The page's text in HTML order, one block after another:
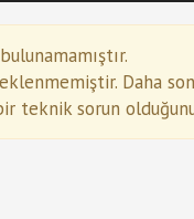
Daha
teknik sorun